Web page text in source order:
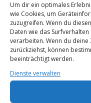
Um dir ein optimales
wie Cookies, um
zuzugreifen. Wenn du
Daten wie das
verarbeiten. Wenn du
zurückziehst, können
beeinträchtigt werden.
Dienste verwalten